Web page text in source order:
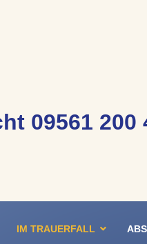
09561 200
IM TRAUERFALL